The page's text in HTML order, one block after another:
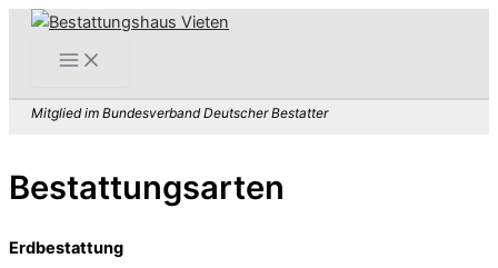
Zum
Mitglied im Bundesverband Deutscher Bestatter
Bestattungsarten
Erdbestattung